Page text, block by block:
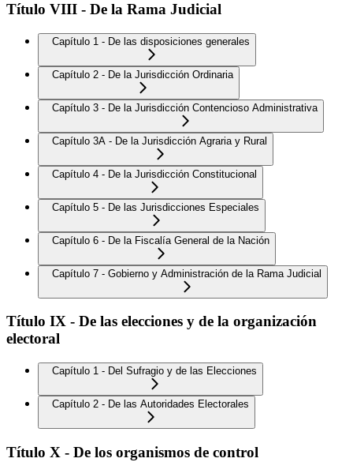
Título VIII - De la Rama Judicial
Capítulo 1 - De las disposiciones generales
Capítulo 2 - De la Jurisdicción Ordinaria
Capítulo 3 - De la Jurisdicción Contencioso Administrativa
Capítulo 3A - De la Jurisdicción Agraria y Rural
Capítulo 4 - De la Jurisdicción Constitucional
Capítulo 5 - De las Jurisdicciones Especiales
Capítulo 6 - De la Fiscalía General de la Nación
Capítulo 7 - Gobierno y Administración de la Rama Judicial
Título IX - De las elecciones y de la organización
electoral
Capítulo 1 - Del Sufragio y de las Elecciones
Capítulo 2 - De las Autoridades Electorales
Título X - De los organismos de control